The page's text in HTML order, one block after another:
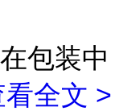
包装中
看全文 >